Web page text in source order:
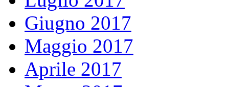
Giugno 2017
Maggio 2017
Aprile 2017